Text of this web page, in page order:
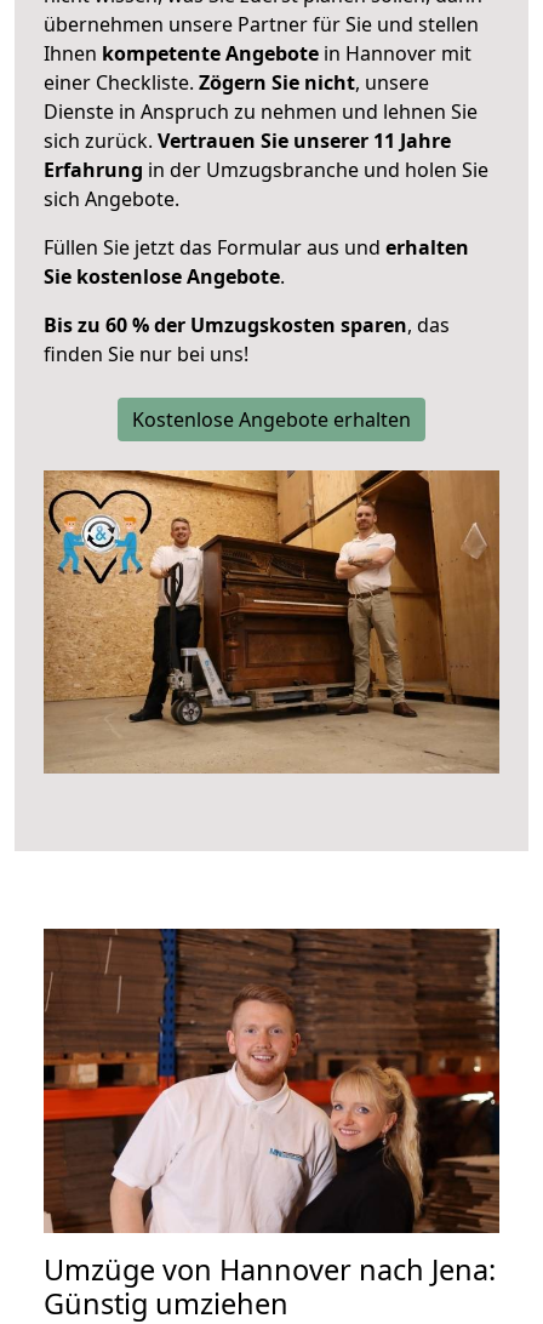
übernehmen unsere Partner für Sie und stellen
Ihnen kompetente Angebote in Hannover mit
einer Checkliste. Zögern Sie nicht, unsere
Dienste in Anspruch zu nehmen und lehnen Sie
sich zurück. Vertrauen Sie unserer 11 Jahre
Erfahrung in der Umzugsbranche und holen Sie
sich Angebote.
Füllen Sie jetzt das Formular aus und erhalten
Sie kostenlose Angebote.
Bis zu 60 % der Umzugskosten sparen, das
finden Sie nur bei uns!
Kostenlose Angebote erhalten
Umzüge von Hannover nach Jena:
Günstig umziehen